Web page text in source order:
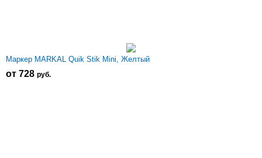
Маркер MARKAL Quik Stik Mini, Желтый
от 728 руб.